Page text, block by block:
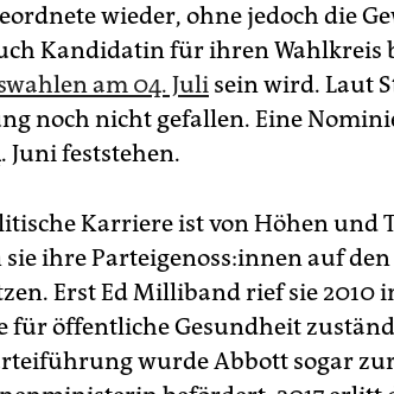
wieder, ohne jedoch die
Kandidatin für ihren Wahlkreis
am 04. Juli sein wird. Laut
noch nicht gefallen. Eine
Juni feststehen.
Karriere ist von Höhen und
ihre Par­tei­ge­noss­:innen auf
Erst Ed Milliband rief sie 2010
für öffentliche Gesundheit
wurde Abbott sogar